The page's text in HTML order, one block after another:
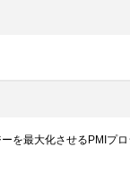
を最大化させるPMIプ